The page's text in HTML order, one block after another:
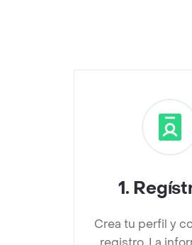
1.
Crea tu perfil y